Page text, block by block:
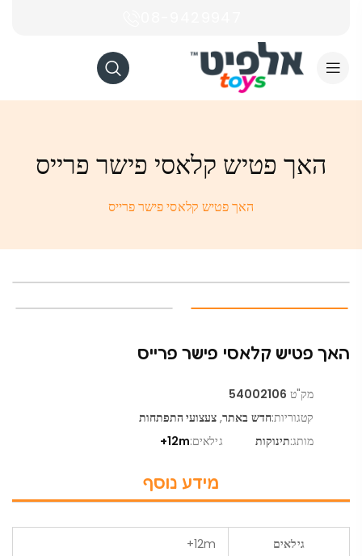
האך פטיש קלאסי פישר פרייס
האך פטיש קלאסי פישר פרייס
האך פטיש קלאסי פישר פרייס
מק"ט 54002106
קטגוריות:חדש באתר, צעצועי התפתחות
מותג:תינוקות גילאים:12m+
מידע נוסף
גילאים 12m+